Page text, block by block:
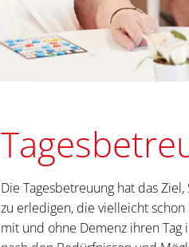
Die Tagesbetreuung hat das
zu erledigen, die vielleicht
mit und ohne Demenz ihren